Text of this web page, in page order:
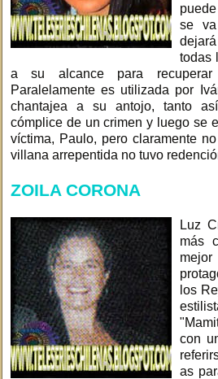
se
todas
a su alcance para
Paralelamente es utilizada por
chantajea a su antojo, tanto
cómplice de un crimen y luego se
víctima, Paulo, pero claramente
villana arrepentida no tuvo
ZOILA CORONA
Luz
más
los
con
as